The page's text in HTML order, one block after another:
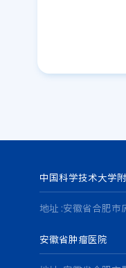
中国科学技术大学
地址 :安徽省合肥市
安徽省肿瘤医院